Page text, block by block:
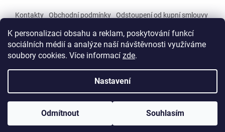
K personalizaci obsahu a reklam, poskytování funkcí
sociálních médií a analýze naší návštěvnosti využíváme
soubory cookies. Více informací zde.
Nastavení
Odmítnout Souhlasím
Kontakty Obchodní podmínky
Odstoupení od kupní smlouvy
. Všechna práva vyhrazena.